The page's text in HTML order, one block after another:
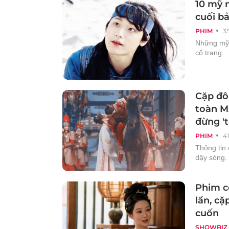
PHIM
10 mỹ
cuối
Những
cổ trang.
PHIM
Cặp
toàn
đừng
Thông tin
dậy sóng.
SHOWBIZ
Phim
lần,
cuốn